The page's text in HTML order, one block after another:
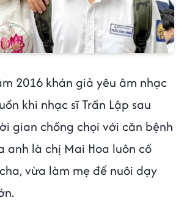
2016 khán giả yêu âm nhạc
khi nhạc sĩ Trần Lập sau
gian chống chọi với căn bệnh
anh là chị Mai Hoa luôn cố
vừa làm mẹ để nuôi dạy